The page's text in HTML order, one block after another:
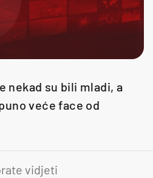
nekad su bili mladi, a
veće face od
vidjeti